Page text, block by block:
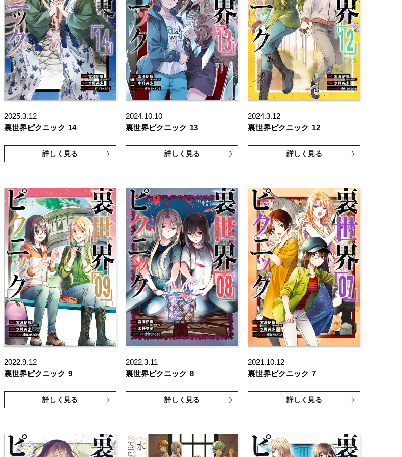
2025.3.12
裏世界ピクニック 14
詳しく見る
2024.10.10
裏世界ピクニック 13
詳しく見る
2024.3.12
裏世界ピクニック 12
詳しく見る
2022.9.12
裏世界ピクニック 9
詳しく見る
2022.3.11
裏世界ピクニック 8
詳しく見る
2021.10.12
裏世界ピクニック 7
詳しく見る